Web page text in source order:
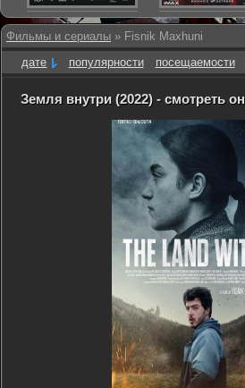
Фильмы и сериалы » Fisnik Maxhuni
дате
популярности посещаемости
Земля внутри (2022) - смотреть